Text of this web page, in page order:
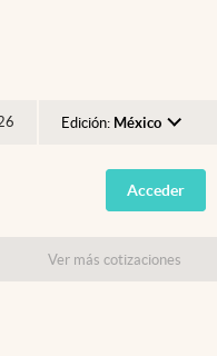
Edición: México
Argentina
España
USA
Acceder
Ver más cotizaciones